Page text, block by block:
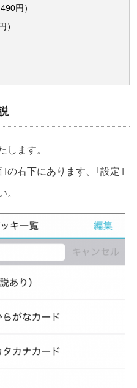
円）
）
します。
の右下にあります、｢設定｣
。